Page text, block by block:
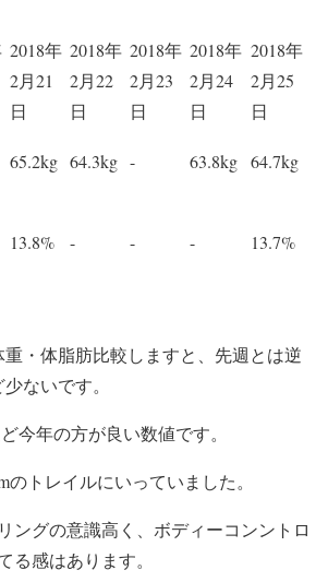
2018年
2月21
日
2018年
2月22
日
2018年
2月23
日
2018年
2月24
日
2018年
2月25
日
65.2kg 64.3kg - 63.8kg 64.7kg
13.8% - - - 13.7%
重・体脂肪比較しますと、先週とは逆
ないです。
今年の方が良い数値です。
のトレイルにいっていました。
ングの意識高く、ボディーコンントロ
る感はあります。